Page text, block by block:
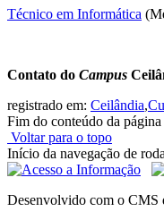
Técnico em Informática
Contato do Campus
registrado em: Ceilândia,
Fim do conteúdo da página
Voltar para o topo
Início da navegação de
Desenvolvido com o CMS